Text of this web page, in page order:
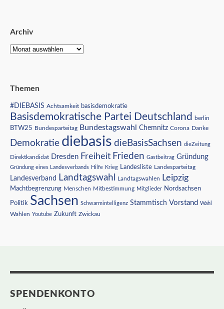
Archiv
Themen
#DIEBASIS Achtsamkeit basisdemokratie
Basisdemokratische Partei Deutschland berlin
BTW25 Bundesparteitag Bundestagswahl Chemnitz Corona Danke
Demokratie diebasis dieBasisSachsen dieZeitung
Direktkandidat Dresden Freiheit Frieden Gastbeitrag Gründung
Gründung eines Landesverbands Hilfe Krieg Landesliste Landesparteitag
Landesverband Landtagswahl Landtagswahlen Leipzig
Machtbegrenzung Menschen Mitbestimmung Mitglieder Nordsachsen
Politik Sachsen Schwarmintelligenz Stammtisch Vorstand Wahl
Wahlen Youtube Zukunft Zwickau
SPENDENKONTO